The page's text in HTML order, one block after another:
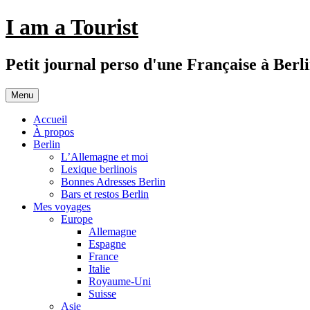
Aller
au
I am a Tourist
Petit journal perso d'une Française à
Menu
Accueil
À propos
Berlin
L’Allemagne et moi
Lexique berlinois
Bonnes Adresses Berlin
Bars et restos Berlin
Mes voyages
Europe
Allemagne
Espagne
France
Italie
Royaume-Uni
Suisse
Asie